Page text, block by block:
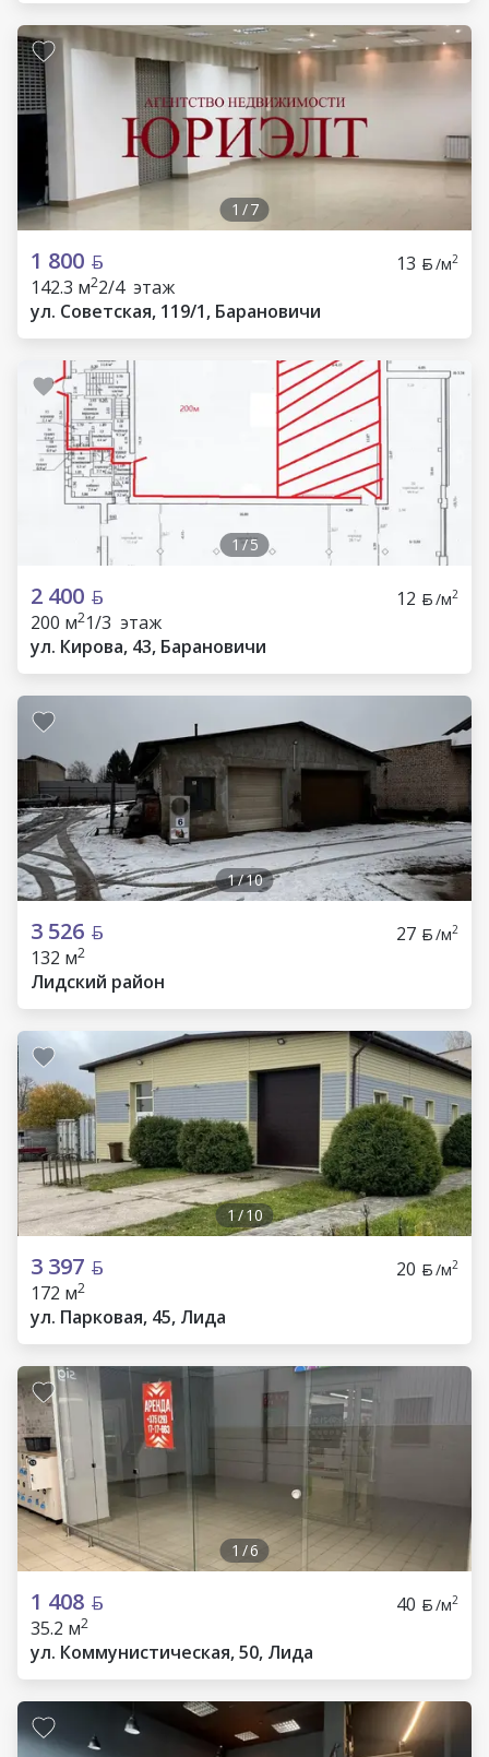
1 /7
1 800 13 /м2
142.3 м22/4 этаж
ул. Советская, 119/1, Барановичи
1/5
2 400 12 /м2
200 м21/3 этаж
ул. Кирова, 43, Барановичи
1/10
3 526 27 /м2
132 м2
Лидский район
1/10
3 397 20 /м2
172 м2
ул. Парковая, 45, Лида
1 /6
1 408 40 /м2
35.2 м2
ул. Коммунистическая, 50, Лида